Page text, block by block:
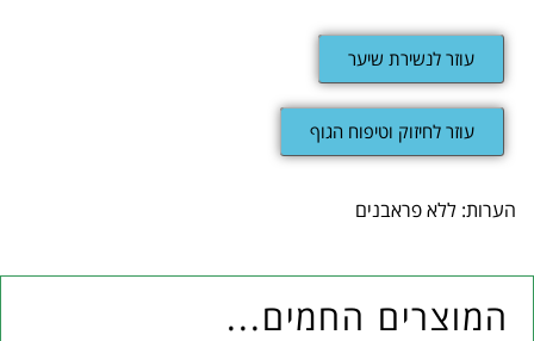
עוזר לנשירת שיער
עוזר לחיזוק וטיפוח הגוף
הערות: ללא פראבנים
המוצרים החמים...